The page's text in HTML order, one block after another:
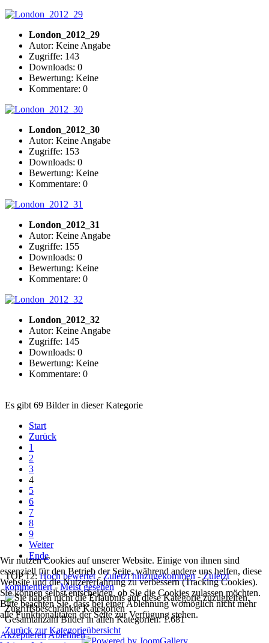
London_2012_29
Autor: Keine Angabe
Zugriffe: 143
Downloads: 0
Bewertung: Keine
Kommentare: 0
London_2012_30
Autor: Keine Angabe
Zugriffe: 153
Downloads: 0
Bewertung: Keine
Kommentare: 0
London_2012_31
Autor: Keine Angabe
Zugriffe: 155
Downloads: 0
Bewertung: Keine
Kommentare: 0
London_2012_32
Autor: Keine Angabe
Zugriffe: 145
Downloads: 0
Bewertung: Keine
Kommentare: 0
Es gibt 69 Bilder in dieser Kategorie
Start
Zurück
1
2
3
4
5
6
7
8
9
Weiter
Ende
TOP 12:Hoch bewertet-Zuletzt hinzugekommen-Zuletzt
kommentiert-Meist gesehen
Zugriffsbeschränkte Kategorien
Gesamtanzahl Bilder in allen Kategorien: 1.681
Zurück zur Kategorieübersicht
Wir nutzen Cookies auf unserer Website. Einige von ihnen sind
essenziell für den Betrieb der Seite, während andere uns helfen, diese
Website und die Nutzererfahrung zu verbessern (Tracking Cookies).
Sie können selbst entscheiden, ob Sie die Cookies zulassen möchten.
Bitte beachten Sie, dass bei einer Ablehnung womöglich nicht mehr
alle Funktionalitäten der Seite zur Verfügung stehen.
AkzeptierenAblehnen